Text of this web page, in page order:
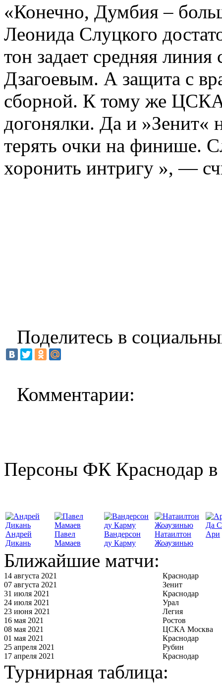
«Конечно, Думбия –
Леонида Слуцкого
тон задает средняя
Дзагоевым. А защита с
сборной. К тому же ЦСКА
догонялки. Да и »Зенит«
терять очки на финише.
хоронить интригу », —
Поделитесь в
Комментарии:
Персоны ФК Краснодар в
Андрей
Дикань
Павел
Мамаев
Вандерсон
ду Карму
Натаилтон
Жоаузинью
Да
Ари
Ближайшие матчи:
14 августа 2021
Краснодар
07 августа 2021
Зенит
31 июля 2021
Краснодар
24 июля 2021
Урал
23 июня 2021
Легия
16 мая 2021
Ростов
08 мая 2021
ЦСКА Москва
01 мая 2021
Краснодар
25 апреля 2021
Рубин
17 апреля 2021
Краснодар
Турнирная таблица: